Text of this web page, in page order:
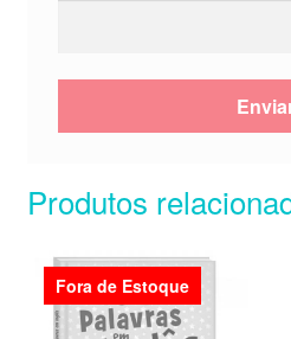
Produtos
Fora de Estoque